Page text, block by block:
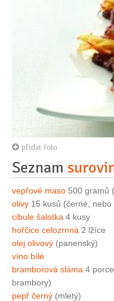
přidat foto
Seznam
vepřové maso 500 gramů
olivy 15 kusů (černé, nebo
cibule šalotka 4 kusy
hořčice celozrnná 2 lžíce
olej olivový (panenský)
víno bílé
bramborová sláma 4
brambory)
pepř černý (mletý)